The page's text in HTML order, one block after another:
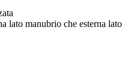
lato manubrio che esterna lato